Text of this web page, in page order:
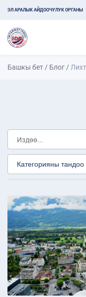
ЭЛ АРАЛЫК АЙДООЧУЛУК ОРГАНЫ
Башкы бет / Блог /